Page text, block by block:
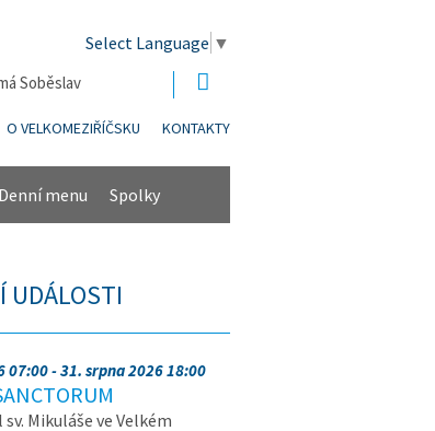
Select Language ▼
Soběslav
O VELKOMEZIŘÍČSKU KONTAKTY
Denní menu Spolky
UDÁLOSTI
07:00 - 31. srpna 2026 18:00
Mikuláše ve Velkém